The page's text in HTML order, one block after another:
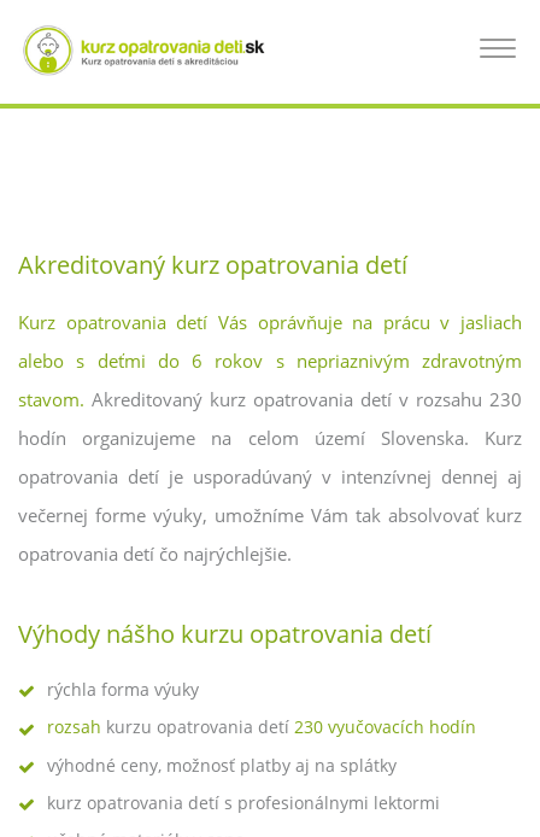
hlavný
obsah
Toggle
KURZ OPATROVANIA DETÍ ŽILINA, KURZ
PRE OPATROVATEĽKÝ DETÍ
Akreditovaný kurz opatrovania detí
Kurz opatrovania detí Vás oprávňuje na prácu v jasliach
alebo s deťmi do 6 rokov s nepriaznivým zdravotným
stavom. Akreditovaný kurz opatrovania detí v rozsahu 230
hodín organizujeme na celom území Slovenska. Kurz
opatrovania detí je usporadúvaný v intenzívnej dennej aj
večernej forme výuky, umožníme Vám tak absolvovať kurz
opatrovania detí čo najrýchlejšie.
Výhody nášho kurzu opatrovania detí
rýchla forma výuky
rozsah kurzu opatrovania detí 230 vyučovacích hodín
výhodné ceny, možnosť platby aj na splátky
kurz opatrovania detí s profesionálnymi lektormi